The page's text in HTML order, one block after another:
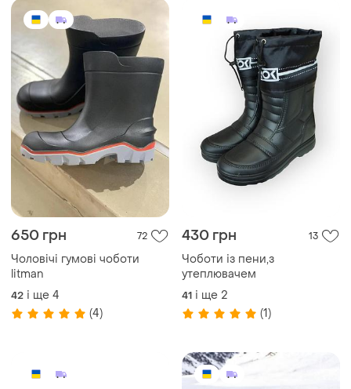
650 грн 72
Чоловiчi гумовi чоботи
litman
42 і ще 4
(4)
430 грн 13
Чоботи із пени,з
утеплювачем
41 і ще 2
(1)